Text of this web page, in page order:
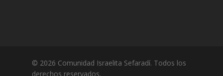
© 2026 Comunidad Israelita Sefaradí. Todos los
derechos reservados.